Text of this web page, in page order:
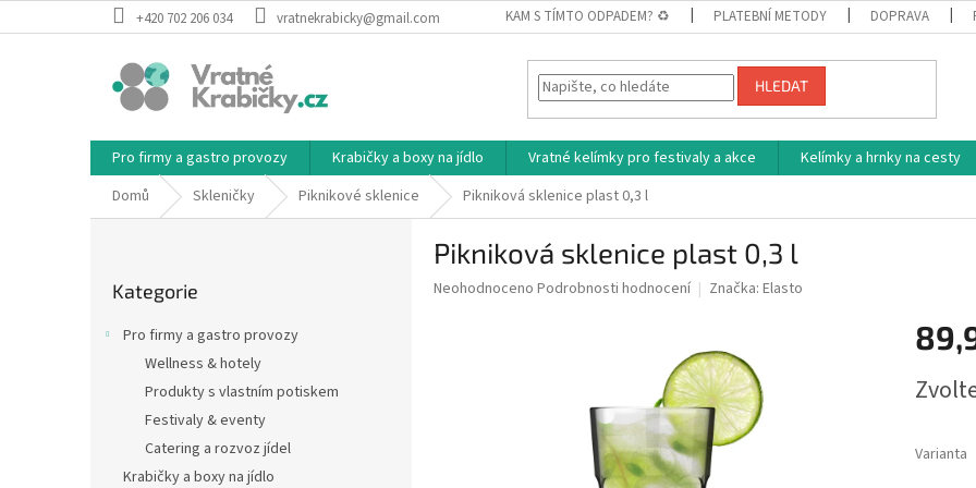
na
+420 702 206 034 vratnekrabicky@gmail.com KAM S TÍMTO ODPADEM? ♻ PLATEBNÍ METODY DOPRAVA
HLEDAT
Pro firmy a gastro provozy Krabičky a boxy na jídlo Vratné kelímky pro festivaly a akce Kelímky a hrnky na cesty
Domů
Skleničky Piknikové sklenice Pikniková sklenice plast 0,3 l
kategorie
Kategorie
Pro firmy a gastro provozy
Wellness & hotely
Produkty s vlastním potiskem
Festivaly & eventy
Catering a rozvoz jídel
Krabičky a boxy na jídlo
Pikniková sklenice plast 0,3 l
Průměrné
Neohodnoceno Podrobnosti hodnocení Značka: Elasto
cena:
Varianta